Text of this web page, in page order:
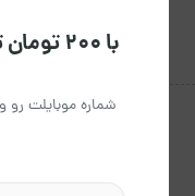
با ۲۰۰
شماره موبایلت